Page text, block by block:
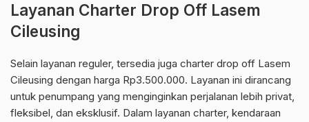
Layanan Charter Drop Off Lasem
Cileusing
Selain layanan reguler, tersedia juga charter drop off Lasem
Cileusing dengan harga Rp3.500.000. Layanan ini dirancang
untuk penumpang yang menginginkan perjalanan lebih privat,
fleksibel, dan eksklusif. Dalam layanan charter, kendaraan